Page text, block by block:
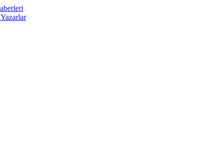
Yazarlar